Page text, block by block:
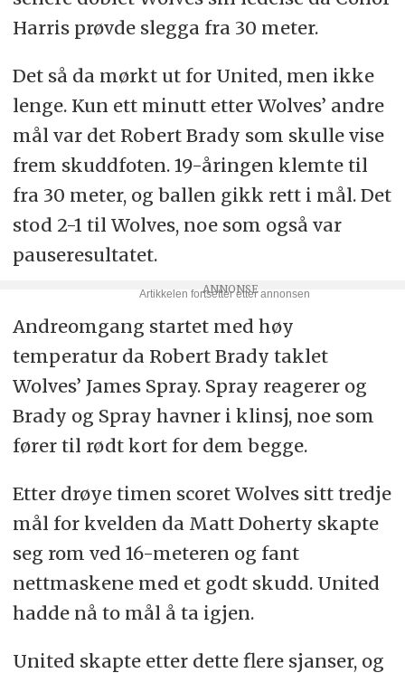
Harris prøvde slegga fra 30 meter.
Det så da mørkt ut for United, men ikke
lenge. Kun ett minutt etter Wolves’ andre
mål var det Robert Brady som skulle vise
frem skuddfoten. 19-åringen klemte til
fra 30 meter, og ballen gikk rett i mål. Det
stod 2-1 til Wolves, noe som også var
pauseresultatet.
Andreomgang startet med høy
temperatur da Robert Brady taklet
Wolves’ James Spray. Spray reagerer og
Brady og Spray havner i klinsj, noe som
fører til rødt kort for dem begge.
Etter drøye timen scoret Wolves sitt tredje
mål for kvelden da Matt Doherty skapte
seg rom ved 16-meteren og fant
nettmaskene med et godt skudd. United
hadde nå to mål å ta igjen.
United skapte etter dette flere sjanser, og